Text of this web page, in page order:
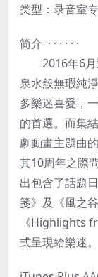
类型：录音室
简介 · · · · · ·
2016年6月
泉水般無瑕純
多樂迷喜愛，
的首選。而集
劇動畫主題曲
其10周年之際
出包含了話題
箋》及《風之
《Highlights
式呈現給樂迷。